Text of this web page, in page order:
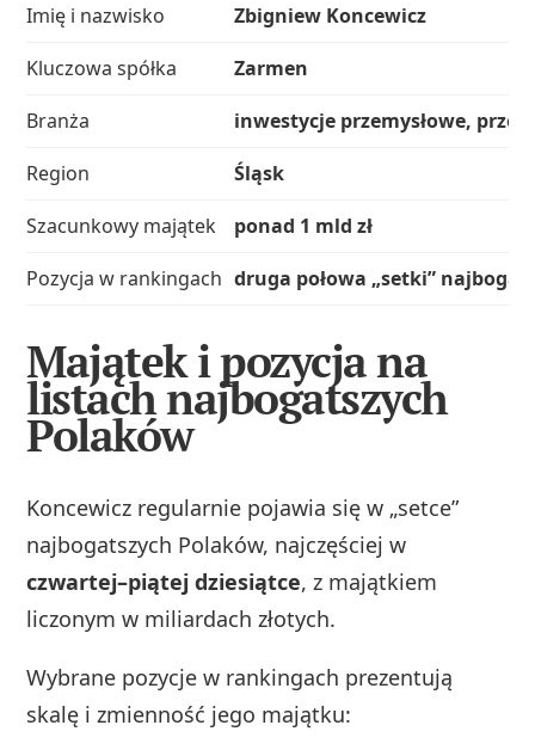
Imię i nazwisko
Zbigniew Koncewicz
Kluczowa spółka
Zarmen
Branża
inwestycje przemysłowe,
Region
Śląsk
Szacunkowy majątek
ponad 1 mld zł
Pozycja w rankingach druga połowa „setki”
Majątek i pozycja na
listach najbogatszych
Polaków
Koncewicz regularnie pojawia się w „setce”
najbogatszych Polaków, najczęściej w
czwartej–piątej dziesiątce, z majątkiem
liczonym w miliardach złotych.
Wybrane pozycje w rankingach prezentują
skalę i zmienność jego majątku: